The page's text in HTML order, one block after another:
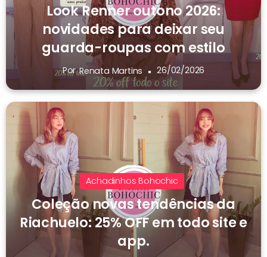
Look Renner outono 2026:
novidades para deixar seu
guarda-roupas com estilo
Por Renata Martins 26/02/2026
Achadinhos Bohochic
Coleção novas tendências da
Riachuelo: 25% OFF em todo site e
app.